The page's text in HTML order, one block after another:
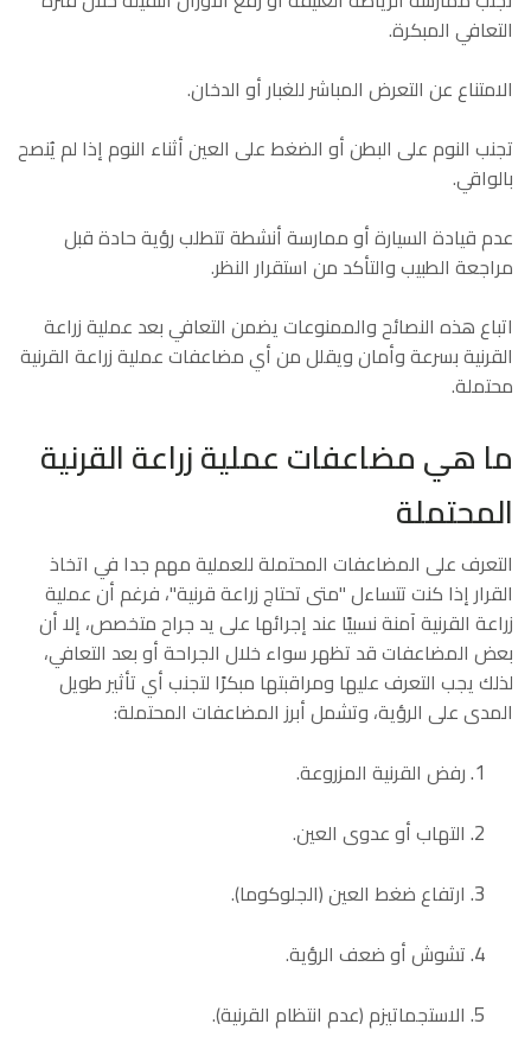
التعافي المبكرة.
الامتناع عن التعرض المباشر للغبار أو الدخان.
تجنب النوم على البطن أو الضغط على العين أثناء النوم إذا لم يُنصح
بالواقي.
عدم قيادة السيارة أو ممارسة أنشطة تتطلب رؤية حادة قبل
مراجعة الطبيب والتأكد من استقرار النظر.
اتباع هذه النصائح والممنوعات يضمن التعافي بعد عملية زراعة
القرنية بسرعة وأمان ويقلل من أي مضاعفات عملية زراعة القرنية
محتملة.
ما هي مضاعفات عملية زراعة القرنية
المحتملة
التعرف على المضاعفات المحتملة للعملية مهم جدا في اتخاذ
القرار إذا كنت تتساءل "متى تحتاج زراعة قرنية"، فرغم أن عملية
زراعة القرنية آمنة نسبيًا عند إجرائها على يد جراح متخصص، إلا أن
بعض المضاعفات قد تظهر سواء خلال الجراحة أو بعد التعافي،
لذلك يجب التعرف عليها ومراقبتها مبكرًا لتجنب أي تأثير طويل
المدى على الرؤية، وتشمل أبرز المضاعفات المحتملة:
رفض القرنية المزروعة.
التهاب أو عدوى العين.
ارتفاع ضغط العين (الجلوكوما).
تشوش أو ضعف الرؤية.
الاستجماتيزم (عدم انتظام القرنية).